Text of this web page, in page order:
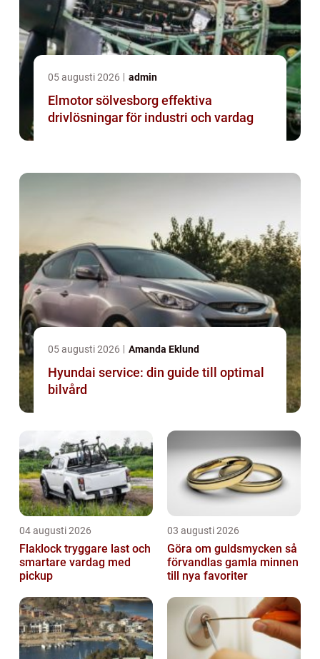
05 augusti 2026 admin
Elmotor sölvesborg effektiva
drivlösningar för industri och vardag
05 augusti 2026 Amanda Eklund
Hyundai service: din guide till optimal
bilvård
04 augusti 2026
Flaklock tryggare last och
smartare vardag med
pickup
03 augusti 2026
Göra om guldsmycken så
förvandlas gamla minnen
till nya favoriter